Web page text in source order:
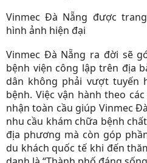
Vinmec Đà Nẵng được
hình ảnh hiện đại
Vinmec Đà Nẵng ra đời sẽ
bệnh viện công lập trên địa
dân không phải vượt tuyến
bệnh. Việc vận hành theo
nhận toàn cầu giúp Vinmec
nhu cầu khám chữa bệnh
địa phương mà còn góp
du khách quốc tế khi đến